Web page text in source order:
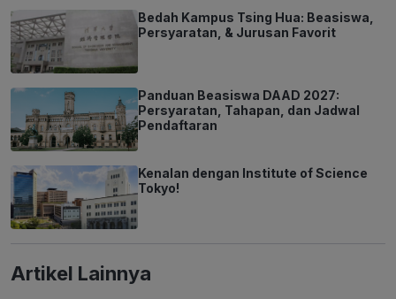
Bedah Kampus Tsing Hua: Beasiswa,
Persyaratan, & Jurusan Favorit
Panduan Beasiswa DAAD 2027:
Persyaratan, Tahapan, dan Jadwal
Pendaftaran
Kenalan dengan Institute of Science
Tokyo!
Artikel Lainnya